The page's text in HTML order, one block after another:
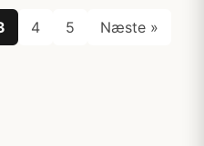
4 5 Næste »